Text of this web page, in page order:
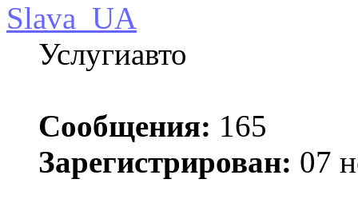
Slava_UA
Услугиавто
Сообщения: 165
Зарегистрирован: 07